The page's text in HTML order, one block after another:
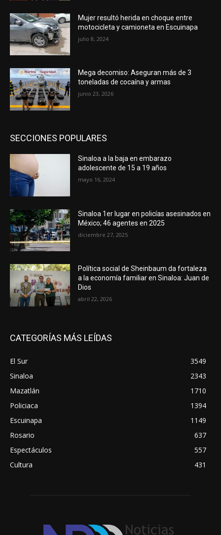
Mujer resultó herida en choque entre
motocicleta y camioneta en Escuinapa
julio 8, 2024
Mega decomiso: Aseguran más de 3
toneladas de cocaína y armas
junio 23, 2026
SECCIONES POPULARES
Sinaloa a la baja en embarazo
adolescente de 15 a 19 años
mayo 16, 2024
Sinaloa 1er lugar en policías asesinados en
México; 46 agentes en 2025
diciembre 27, 2025
Política social de Sheinbaum da fortaleza
a la economía familiar en Sinaloa: Juan de
Dios
abril 22, 2026
CATEGORÍAS MÁS LEÍDAS
El Sur
3549
Sinaloa
2343
Mazatlán
1710
Policiaca
1394
Escuinapa
1149
Rosario
637
Espectáculos
557
Cultura
431